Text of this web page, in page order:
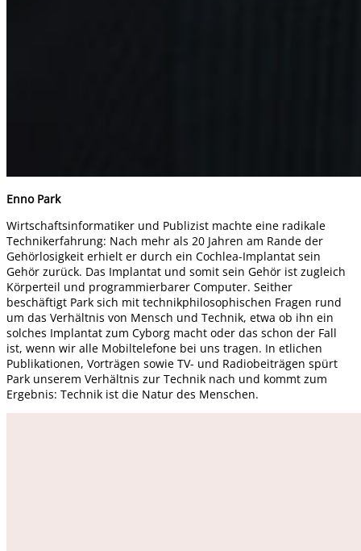
Enno Park
Wirtschaftsinformatiker und Publizist machte eine radikale
Technikerfahrung: Nach mehr als 20 Jahren am Rande der
Gehörlosigkeit erhielt er durch ein Cochlea-Implantat sein
Gehör zurück. Das Implantat und somit sein Gehör ist zugleich
Körperteil und programmierbarer Computer. Seither
beschäftigt Park sich mit technikphilosophischen Fragen rund
um das Verhältnis von Mensch und Technik, etwa ob ihn ein
solches Implantat zum Cyborg macht oder das schon der Fall
ist, wenn wir alle Mobiltelefone bei uns tragen. In etlichen
Publikationen, Vorträgen sowie TV- und Radiobeiträgen spürt
Park unserem Verhältnis zur Technik nach und kommt zum
Ergebnis: Technik ist die Natur des Menschen.